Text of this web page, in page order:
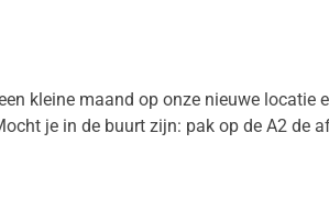
kleine maand op onze nieuwe
je in de buurt zijn: pak op de A2 de